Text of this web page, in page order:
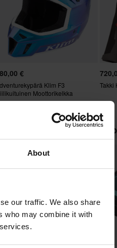
About
our traffic. We also share
who may combine it with
€
Klim F3
Moottorikelkka
Takki
Huippuhinta!